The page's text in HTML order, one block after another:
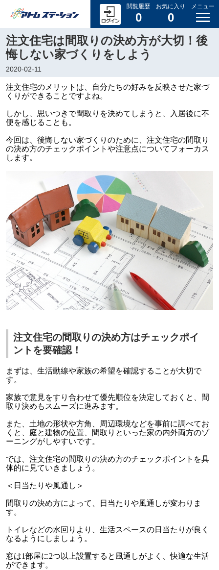
閲覧履歴
0
お気に入り
0
メニュー
注文住宅は間取りの決め方が大切！後
悔しない家づくりをしよう
2020-02-11
注文住宅のメリットは、自分たちの好みを反映させた家づ
くりができることですよね。
しかし、思いつきで間取りを決めてしまうと、入居後に不
便を感じることも。
今回は、後悔しない家づくりのために、注文住宅の間取り
の決め方のチェックポイントや注意点についてフォーカス
します。
注文住宅の間取りの決め方はチェックポイ
ントを要確認！
まずは、生活動線や家族の希望を確認することが大切で
す。
家族で意見をすり合わせて優先順位を決定しておくと、間
取り決めもスムーズに進みます。
また、土地の形状や方角、周辺環境などを事前に調べてお
くと、庭と建物の位置、間取りといった家の内外両方のゾ
ーニングがしやすいです。
では、注文住宅の間取りの決め方のチェックポイントを具
体的に見ていきましょう。
＜日当たりや風通し＞
間取りの決め方によって、日当たりや風通しが変わりま
す。
トイレなどの水回りより、生活スペースの日当たりが良く
なるようにしましょう。
窓は1部屋に2つ以上設置すると風通しがよく、快適な生活
ができます。